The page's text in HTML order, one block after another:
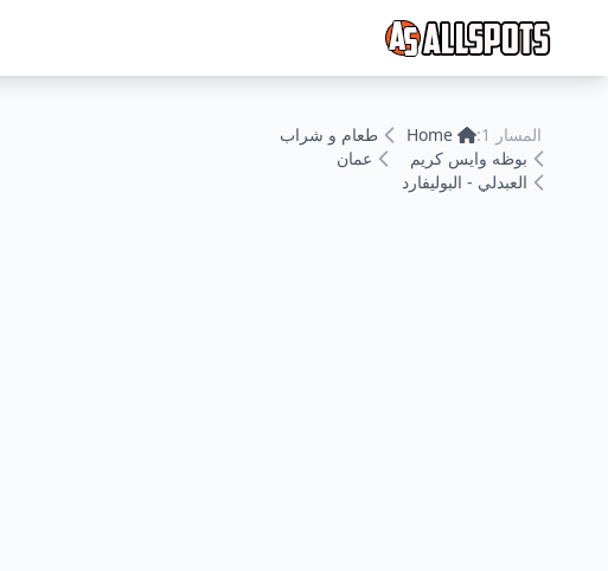
المسار 1: Home
طعام و شراب
بوظه وايس كريم
عمان
العبدلي - البوليفارد